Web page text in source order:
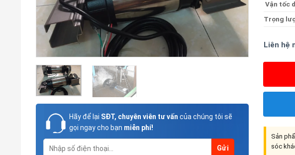
Hãy để lại SĐT, chuyên viên tư vấn của chúng tôi sẽ
gọi ngay cho bạn miễn phí!
Vận tốc
Trọng
Liên hệ
Sản
sóc